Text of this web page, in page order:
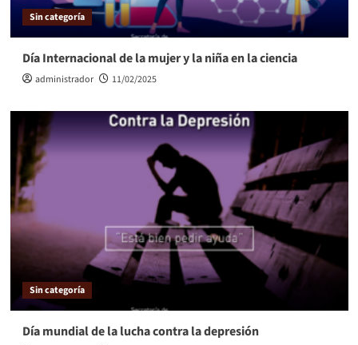
Sin categoría
Día Internacional de la mujer y la niña en la ciencia
administrador 11/02/2025
Sin categoría
Día mundial de la lucha contra la depresión